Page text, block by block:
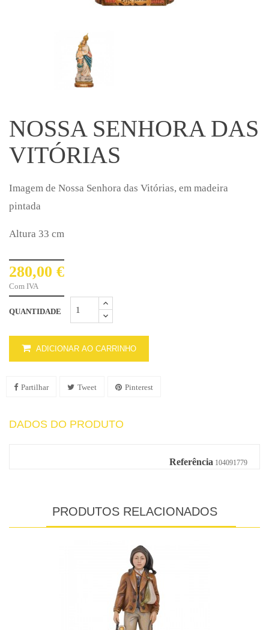
NOSSA SENHORA DAS
VITÓRIAS
Imagem de Nossa Senhora das Vitórias, em madeira
pintada
Altura 33 cm
280,00 €
Com IVA
QUANTIDADE
ADICIONAR AO CARRINHO
Partilhar Tweet Pinterest
DADOS DO PRODUTO
Referência 104091779
PRODUTOS RELACIONADOS